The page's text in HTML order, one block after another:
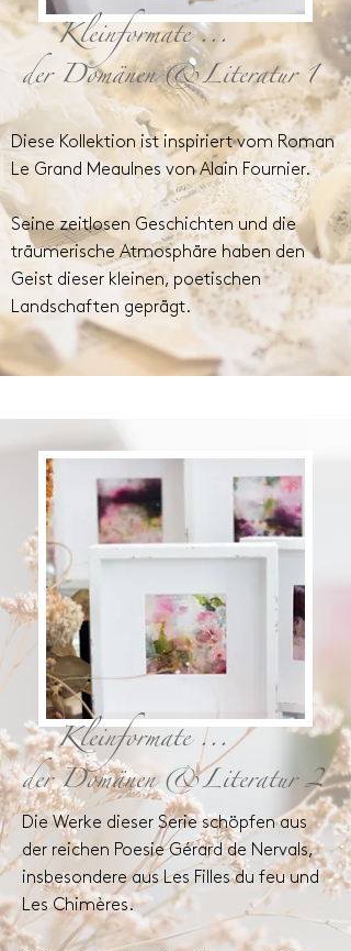
der Domänen &Literatur 1
Kleinformate ...
Diese Kollektion ist inspiriert vom Roman
Le Grand Meaulnes von Alain Fournier.
Seine zeitlosen Geschichten und die
träumerische Atmosphäre haben den
Geist dieser kleinen, poetischen
Landschaften geprägt.
Kleinformate ...
der Domänen &Literatur 2
Die Werke dieser Serie schöpfen aus
der reichen Poesie Gérard de Nervals,
insbesondere aus Les Filles du feu und
Les Chimères.